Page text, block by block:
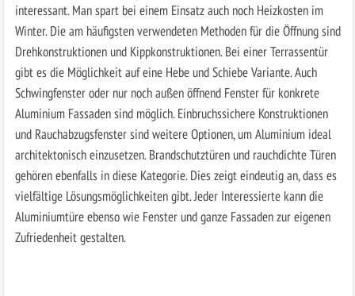
interessant. Man spart bei einem Einsatz auch noch Heizkosten im
Winter. Die am häufigsten verwendeten Methoden für die Öffnung sind
Drehkonstruktionen und Kippkonstruktionen. Bei einer Terrassentür
gibt es die Möglichkeit auf eine Hebe und Schiebe Variante. Auch
Schwingfenster oder nur noch außen öffnend Fenster für konkrete
Aluminium Fassaden sind möglich. Einbruchssichere Konstruktionen
und Rauchabzugsfenster sind weitere Optionen, um Aluminium ideal
architektonisch einzusetzen. Brandschutztüren und rauchdichte Türen
gehören ebenfalls in diese Kategorie. Dies zeigt eindeutig an, dass es
vielfältige Lösungsmöglichkeiten gibt. Jeder Interessierte kann die
Aluminiumtüre ebenso wie Fenster und ganze Fassaden zur eigenen
Zufriedenheit gestalten.